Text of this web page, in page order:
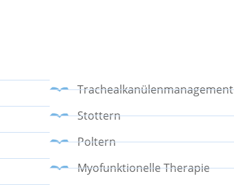
Trachealkanülenmanagement
Stottern
Poltern
Myofunktionelle Therapie